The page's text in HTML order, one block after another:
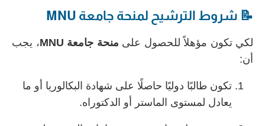
📝 شروط الترشيح لمنحة جامعة MNU
لكي تكون مؤهلاً للحصول على منحة جامعة MNU
، يجب
أن:
تكون طالبًا دوليًا حاصلًا على شهادة البكالوريا أو ما
يعادل لمستوى الماستر أو الدكتوراه.